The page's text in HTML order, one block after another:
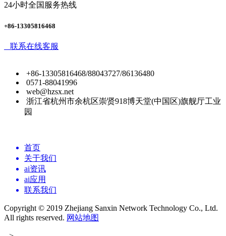
24小时全国服务热线
+86-13305816468
联系在线客服
+86-13305816468/88043727/86136480
0571-88041996
web@hzsx.net
浙江省杭州市余杭区崇贤918博天堂(中国区)旗舰厅工业
园
首页
关于我们
ai资讯
ai应用
联系我们
Copyright © 2019 Zhejiang Sanxin Network Technology Co., Ltd.
All rights reserved. 网站地图